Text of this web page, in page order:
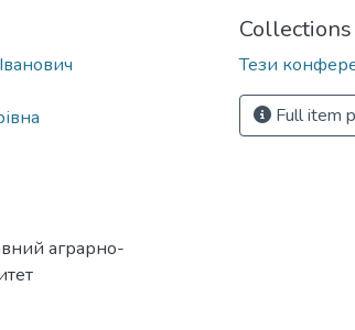
аграрно-
Collections
Тези
Full item